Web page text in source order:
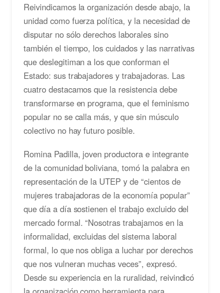
Reivindicamos la organización desde abajo, la
unidad como fuerza política, y la necesidad de
disputar no sólo derechos laborales sino
también el tiempo, los cuidados y las narrativas
que deslegitiman a los que conforman el
Estado: sus trabajadores y trabajadoras. Las
cuatro destacamos que la resistencia debe
transformarse en programa, que el feminismo
popular no se calla más, y que sin músculo
colectivo no hay futuro posible.
Romina Padilla, joven productora e integrante
de la comunidad boliviana, tomó la palabra en
representación de la UTEP y de “cientos de
mujeres trabajadoras de la economía popular”
que día a día sostienen el trabajo excluido del
mercado formal. “Nosotras trabajamos en la
informalidad, excluidas del sistema laboral
formal, lo que nos obliga a luchar por derechos
que nos vulneran muchas veces”, expresó.
Desde su experiencia en la ruralidad, reivindicó